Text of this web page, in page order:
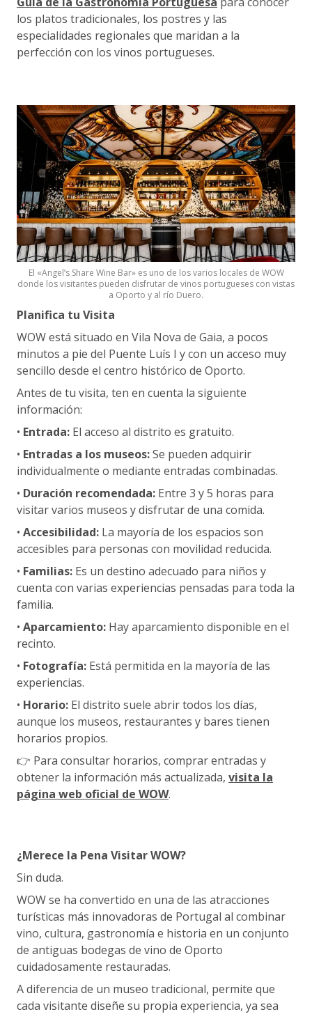
los platos tradicionales, los postres y las
especialidades regionales que maridan a la
perfección con los vinos portugueses.
El «Angel’s Share Wine Bar» es uno de los varios locales de WOW
donde los visitantes pueden disfrutar de vinos portugueses con vistas
a Oporto y al río Duero.
Planifica tu Visita
WOW está situado en Vila Nova de Gaia, a pocos
minutos a pie del Puente Luís I y con un acceso muy
sencillo desde el centro histórico de Oporto.
Antes de tu visita, ten en cuenta la siguiente
información:
• Entrada: El acceso al distrito es gratuito.
• Entradas a los museos:Se pueden adquirir
individualmente o mediante entradas combinadas.
• Duración recomendada: Entre 3 y 5 horas para
visitar varios museos y disfrutar de una comida.
• Accesibilidad: La mayoría de los espacios son
accesibles para personas con movilidad reducida.
• Familias: Es un destino adecuado para niños y
cuenta con varias experiencias pensadas para toda la
familia.
• Aparcamiento: Hay aparcamiento disponible en el
recinto.
• Fotografía: Está permitida en la mayoría de las
experiencias.
• Horario: El distrito suele abrir todos los días,
aunque los museos, restaurantes y bares tienen
horarios propios.
👉 Para consultar horarios, comprar entradas y
obtener la información más actualizada, visita la
página web oficial de WOW.
¿Merece la Pena Visitar WOW?
Sin duda.
WOW se ha convertido en una de las atracciones
turísticas más innovadoras de Portugal al combinar
vino, cultura, gastronomía e historia en un conjunto
de antiguas bodegas de vino de Oporto
cuidadosamente restauradas.
A diferencia de un museo tradicional, permite que
cada visitante diseñe su propia experiencia, ya sea